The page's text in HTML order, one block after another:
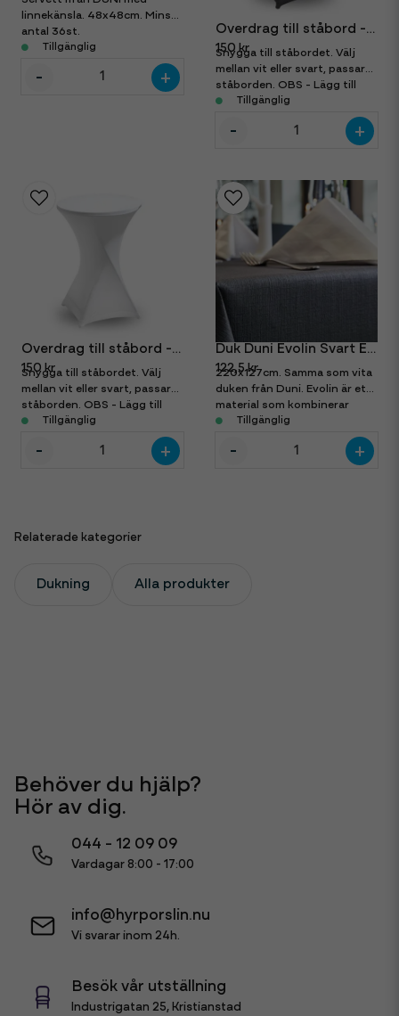
linnekänsla. 48x48cm. Minsta
antal 36st.
Tillgänglig
- +
Överdrag till ståbord - Svart
150 kr
Snygga till ståbordet. Välj
mellan vit eller svart, passar
ståborden. OBS - Lägg till
ståbord separat.
Tillgänglig
- +
Överdrag till ståbord - Vit
150 kr
Snygga till ståbordet. Välj
mellan vit eller svart, passar
ståborden. OBS - Lägg till
ståbord separat.
Tillgänglig
- +
Duk Duni Evolin Svart Engångsduk
122,5 kr
220x127cm. Samma som vita
duken från Duni. Evolin är ett
material som kombinerar
utseendet och känslan hos
linne fast med den praktiska
engångshanteringen
Tillgänglig
- +
Relaterade kategorier
Dukning Alla produkter
Behöver du hjälp?
Hör av dig.
044 - 12 09 09
Vardagar 8:00 - 17:00
info@hyrporslin.nu
Vi svarar inom 24h.
Besök vår utställning
Industrigatan 25, Kristianstad